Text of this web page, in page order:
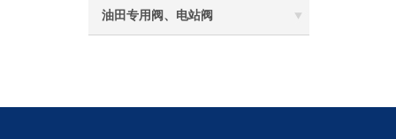
油田专用阀、电站阀